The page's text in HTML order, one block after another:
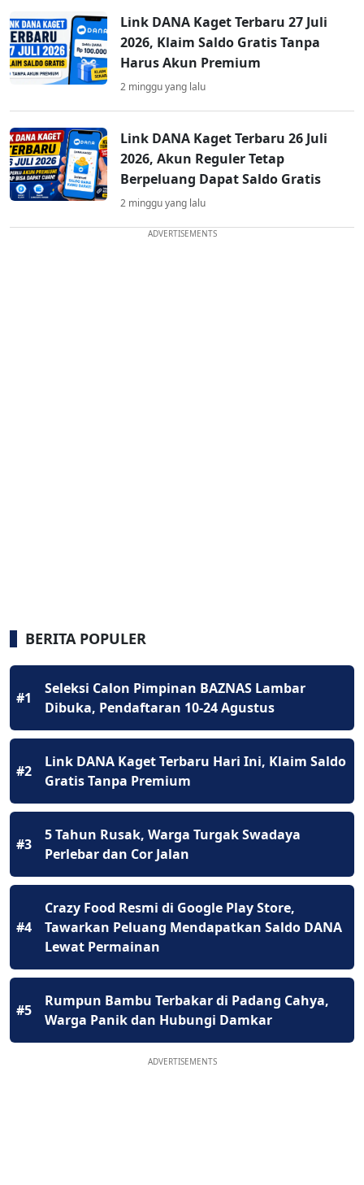
Link DANA Kaget Terbaru 27 Juli
2026, Klaim Saldo Gratis Tanpa
Harus Akun Premium
2 minggu yang lalu
Link DANA Kaget Terbaru 26 Juli
2026, Akun Reguler Tetap
Berpeluang Dapat Saldo Gratis
2 minggu yang lalu
ADVERTISEMENTS
BERITA POPULER
#1
Seleksi Calon Pimpinan BAZNAS Lambar
Dibuka, Pendaftaran 10-24 Agustus
#2
Link DANA Kaget Terbaru Hari Ini, Klaim Saldo
Gratis Tanpa Premium
#3
5 Tahun Rusak, Warga Turgak Swadaya
Perlebar dan Cor Jalan
#4
Crazy Food Resmi di Google Play Store,
Tawarkan Peluang Mendapatkan Saldo DANA
Lewat Permainan
#5
Rumpun Bambu Terbakar di Padang Cahya,
Warga Panik dan Hubungi Damkar
ADVERTISEMENTS